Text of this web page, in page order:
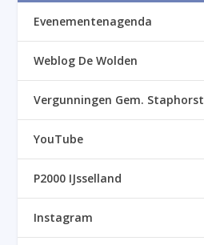
Evenementenagenda
Weblog De Wolden
Vergunningen Gem. Staphorst
YouTube
P2000 IJsselland
Instagram